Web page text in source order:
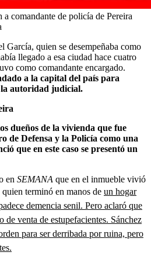
a comandante de policía de Pereira
García, quien se desempeñaba como
llegado a esa ciudad hace cuatro
como comandante encargado.
a la capital del país para
autoridad judicial.
dueños de la vivienda que fue
de Defensa y la Policía como una
que en este caso se presentó un
en SEMANA que en el inmueble vivió
quien terminó en manos de un hogar
demencia senil. Pero aclaró que
venta de estupefacientes. Sánchez
para ser derribada por ruina, pero